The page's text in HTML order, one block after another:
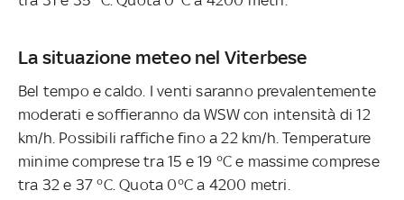
La situazione meteo nel Viterbese
Bel tempo e caldo. I venti saranno prevalentemente
moderati e soffieranno da WSW con intensità di 12
km/h. Possibili raffiche fino a 22 km/h. Temperature
minime comprese tra 15 e 19 °C e massime comprese
tra 32 e 37 °C. Quota 0°C a 4200 metri.